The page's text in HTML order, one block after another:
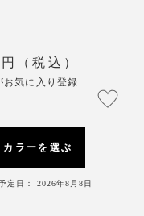
い日差しも突然の雨
」「ブラック」の3
先端である「露先
わりの人を露先で
折りたたまずバッグ
います。
心感。
円（税込）
気に入り登録
カラーを選ぶ
定日： 2026年8月8日